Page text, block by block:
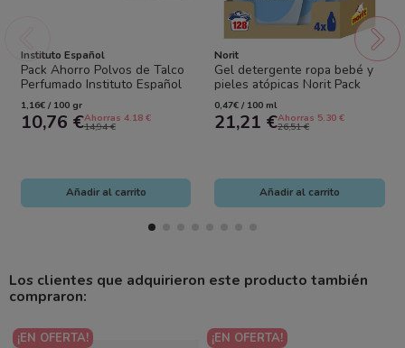
Instituto Español
Pack Ahorro Polvos de Talco
Perfumado Instituto Español
5 x 185 g | Frescura y
Suavidad...
1,16€ / 100 gr
10,76 €Ahorras 4.18 €
14,94 €
Añadir al carrito
Norit
Gel detergente ropa bebé y
pieles atópicas Norit Pack
Ahorro 4 x 1125 ml –
Máxima...
0,47€ / 100 ml
21,21 €Ahorras 5.30 €
26,51 €
Añadir al carrito
Los clientes que adquirieron este producto también
compraron:
¡EN OFERTA! ¡EN OFERTA!